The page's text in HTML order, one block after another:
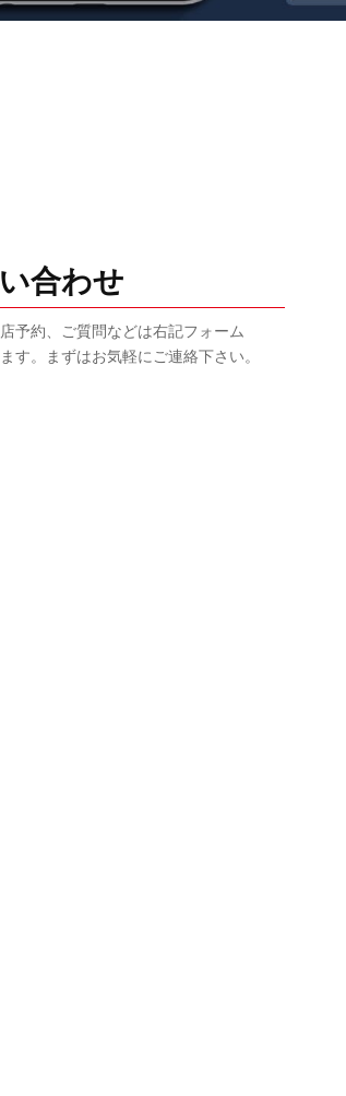
合わせ
予約、ご質問などは右記フォーム
す。まずはお気軽にご連絡下さい。